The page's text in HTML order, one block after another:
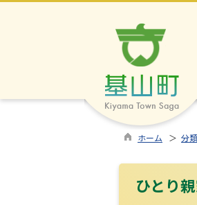
ホーム ＞ 分
ひとり